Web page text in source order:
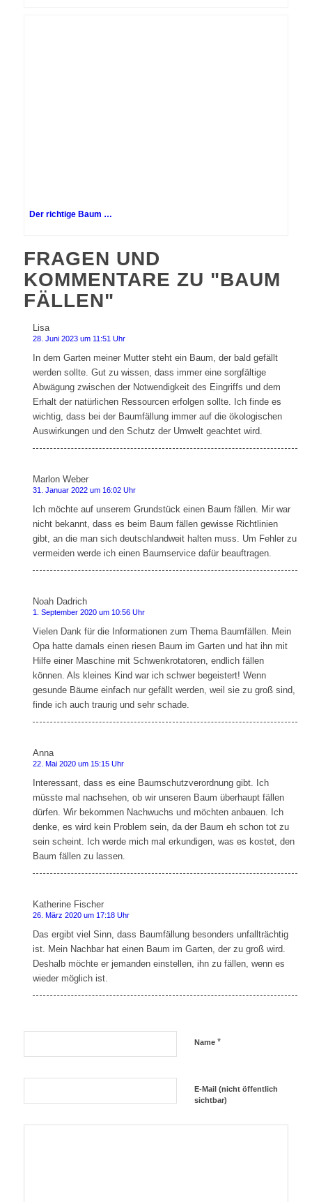
Der richtige Baum …
FRAGEN UND
KOMMENTARE ZU "BAUM
FÄLLEN"
Lisa
sagt:
28. Juni 2023 um 11:51 Uhr
In dem Garten meiner Mutter steht ein Baum, der bald gefällt
werden sollte. Gut zu wissen, dass immer eine sorgfältige
Abwägung zwischen der Notwendigkeit des Eingriffs und dem
Erhalt der natürlichen Ressourcen erfolgen sollte. Ich finde es
wichtig, dass bei der Baumfällung immer auf die ökologischen
Auswirkungen und den Schutz der Umwelt geachtet wird.
Marlon Weber
sagt:
31. Januar 2022 um 16:02 Uhr
Ich möchte auf unserem Grundstück einen Baum fällen. Mir war
nicht bekannt, dass es beim Baum fällen gewisse Richtlinien
gibt, an die man sich deutschlandweit halten muss. Um Fehler zu
vermeiden werde ich einen Baumservice dafür beauftragen.
Noah Dadrich
sagt:
1. September 2020 um 10:56 Uhr
Vielen Dank für die Informationen zum Thema Baumfällen. Mein
Opa hatte damals einen riesen Baum im Garten und hat ihn mit
Hilfe einer Maschine mit Schwenkrotatoren, endlich fällen
können. Als kleines Kind war ich schwer begeistert! Wenn
gesunde Bäume einfach nur gefällt werden, weil sie zu groß sind,
finde ich auch traurig und sehr schade.
Anna
sagt:
22. Mai 2020 um 15:15 Uhr
Interessant, dass es eine Baumschutzverordnung gibt. Ich
müsste mal nachsehen, ob wir unseren Baum überhaupt fällen
dürfen. Wir bekommen Nachwuchs und möchten anbauen. Ich
denke, es wird kein Problem sein, da der Baum eh schon tot zu
sein scheint. Ich werde mich mal erkundigen, was es kostet, den
Baum fällen zu lassen.
Katherine Fischer
sagt:
26. März 2020 um 17:18 Uhr
Das ergibt viel Sinn, dass Baumfällung besonders unfallträchtig
ist. Mein Nachbar hat einen Baum im Garten, der zu groß wird.
Deshalb möchte er jemanden einstellen, ihn zu fällen, wenn es
wieder möglich ist.
Name *
E-Mail (nicht öffentlich
sichtbar)